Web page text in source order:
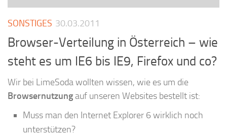
SONSTIGES 30.03.2011
Browser-Verteilung in Österreich – wie
steht es um IE6 bis IE9, Firefox und co?
Wir bei LimeSoda wollten wissen, wie es um die
Browsernutzungauf unseren Websites bestellt ist:
Muss man den Internet Explorer 6 wirklich noch
unterstützen?